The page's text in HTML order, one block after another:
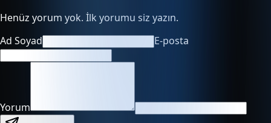
Henüz yorum yok. İlk yorumu siz yazın.
Ad Soyad
E-posta
Yorum